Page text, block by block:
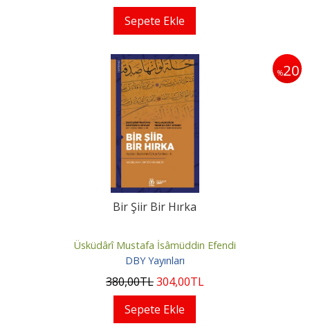
Sepete Ekle
%20
Bir Şiir Bir Hırka
Üsküdârî Mustafa İsâmüddin Efendi
DBY Yayınları
380,00TL304,00TL
Sepete Ekle